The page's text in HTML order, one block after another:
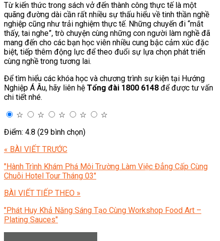
Từ kiến thức trong sách vở đến thành công thực tế là một
quãng đường dài cần rất nhiều sự thấu hiểu về tinh thần nghề
nghiệp cũng như trải nghiệm thực tế. Những chuyến đi “mắt
thấy, tai nghe”, trò chuyện cùng những con người làm nghề đã
mang đến cho các bạn học viên nhiều cung bậc cảm xúc đặc
biệt, tiếp thêm động lực để theo đuổi sự lựa chọn phát triển
cùng nghề trong tương lai.
Để tìm hiểu các khóa học và chương trình sự kiện tại Hướng
Nghiệp Á Âu, hãy liên hệ Tổng đài 1800 6148 để được tư vấn
chi tiết nhé.
☆
☆ ☆ ☆
☆
Điểm: 4.8 (29 bình chọn)
« BÀI VIẾT TRƯỚC
"Hành Trình Khám Phá Môi Trường Làm Việc Đẳng Cấp Cùng
Chuỗi Hotel Tour Tháng 03"
BÀI VIẾT TIẾP THEO »
"Phát Huy Khả Năng Sáng Tạo Cùng Workshop Food Art –
Plating Sauces"